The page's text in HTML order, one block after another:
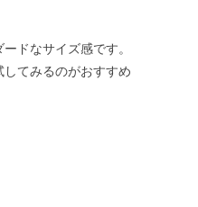
ドなサイズ感です。
てみるのがおすすめ